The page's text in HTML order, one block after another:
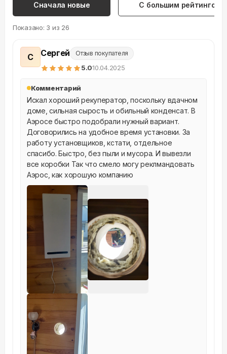
Сначала новые С большим рейтингом
Показано: 3 из 26
С Сергей Отзыв покупателя
5.010.04.2025
Комментарий
Искал хороший рекуператор, поскольку вдачном
доме, сильная сырость и обильный конденсат. В
Аэросе быстро подобрали нужный вариант.
Договорились на удобное время установки. За
работу установщиков, кстати, отдельное
спасибо. Быстро, без пыли и мусора. И вывезли
все коробки Так что смело могу реклмандовать
Аэрос, как хорошую компанию